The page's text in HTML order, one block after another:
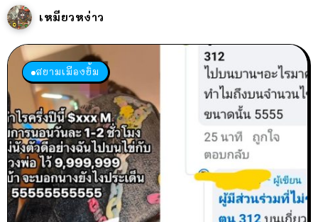
เหมียวหง่าว
สยามเมืองยิ้ม